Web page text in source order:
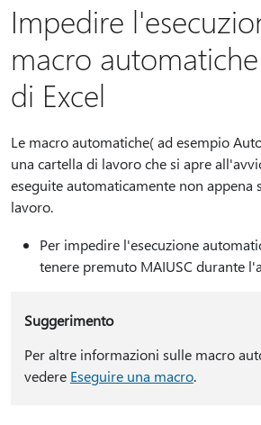
Impedire
macro
di Excel
Le macro automatiche( ad esempio
una cartella di lavoro che si apre
eseguite automaticamente non appena
lavoro.
Per impedire l'esecuzione
tenere premuto MAIUSC durante
Suggerimento
Per altre informazioni sulle macro
vedere Eseguire una macro.